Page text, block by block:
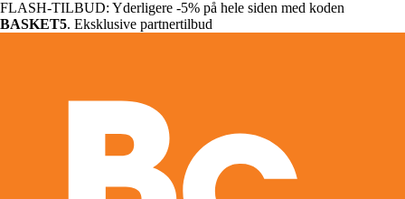
FLASH-TILBUD: Yderligere -5% på hele siden med koden
BASKET5. Eksklusive partnertilbud